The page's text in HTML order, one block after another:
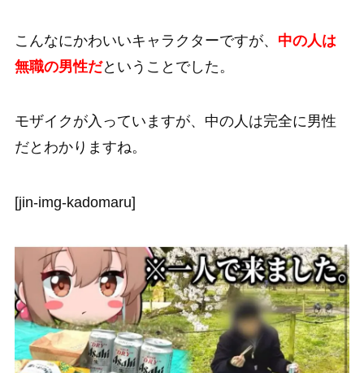
こんなにかわいいキャラクターですが、 中の人は
無職の男性だということでした。
モザイクが入っていますが、中の人は完全に男性
だとわかりますね。
[jin-img-kadomaru]